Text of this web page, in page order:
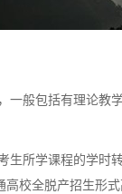
般包括有理论教
所学课程的学时
高校全脱产招生形